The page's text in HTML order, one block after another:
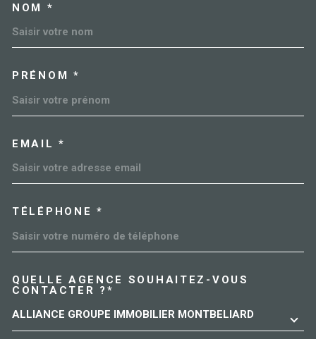
NOM *
PRÉNOM *
EMAIL *
TÉLÉPHONE *
QUELLE AGENCE SOUHAITEZ-VOUS
CONTACTER ?*
ALLIANCE GROUPE IMMOBILIER MONTBELIARD